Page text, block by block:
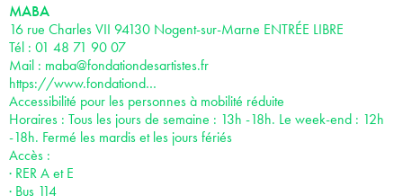
MABA
16 rue Charles VII 94130 Nogent-sur-Marne ENTRÉE LIBRE
Tél : 01 48 71 90 07
Mail : maba@fondationdesartistes.fr
https://www.fondationd…
Accessibilité pour les personnes à mobilité réduite
Horaires : Tous les jours de semaine : 13h -18h. Le week-end : 12h
-18h. Fermé les mardis et les jours fériés
Accès :
· RER A et E
· Bus 114